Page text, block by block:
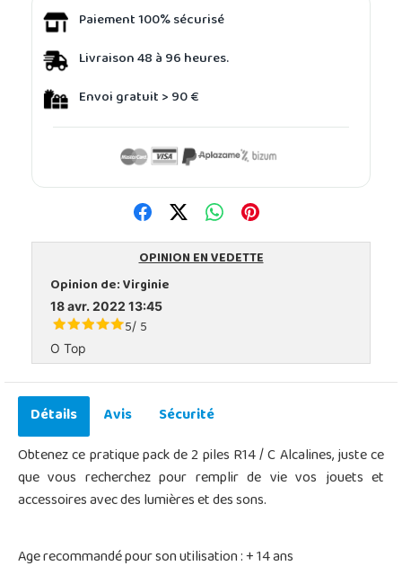
Paiement 100% sécurisé
Livraison 48 à 96 heures.
Envoi gratuit > 90 €
OPINION EN VEDETTE
Opinion de:Virginie
18 avr. 2022 13:45
5/ 5
O Top
Détails Avis
Sécurité
Obtenez ce pratique pack de 2 piles R14 / C Alcalines, juste ce
que vous recherchez pour remplir de vie vos jouets et
accessoires avec des lumières et des sons.
Age recommandé pour son utilisation : + 14 ans